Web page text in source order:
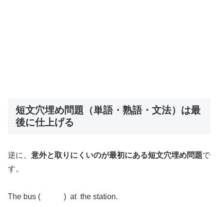
短文穴埋め問題（単語・熟語・文法）は最
後に仕上げる
逆に、 意外と取りにくいのが最初にある短文穴埋め問題で
す。
The bus ( ) at the station.